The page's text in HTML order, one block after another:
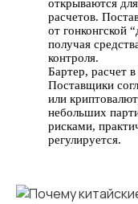
открываются
расчетов.
от гонконгской
получая
контроля.
Бартер, расчет
Поставщики
или
небольших
рисками,
регулируется.